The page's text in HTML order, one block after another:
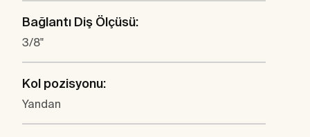
Bağlantı Diş Ölçüsü:
3/8"
Kol pozisyonu:
Yandan